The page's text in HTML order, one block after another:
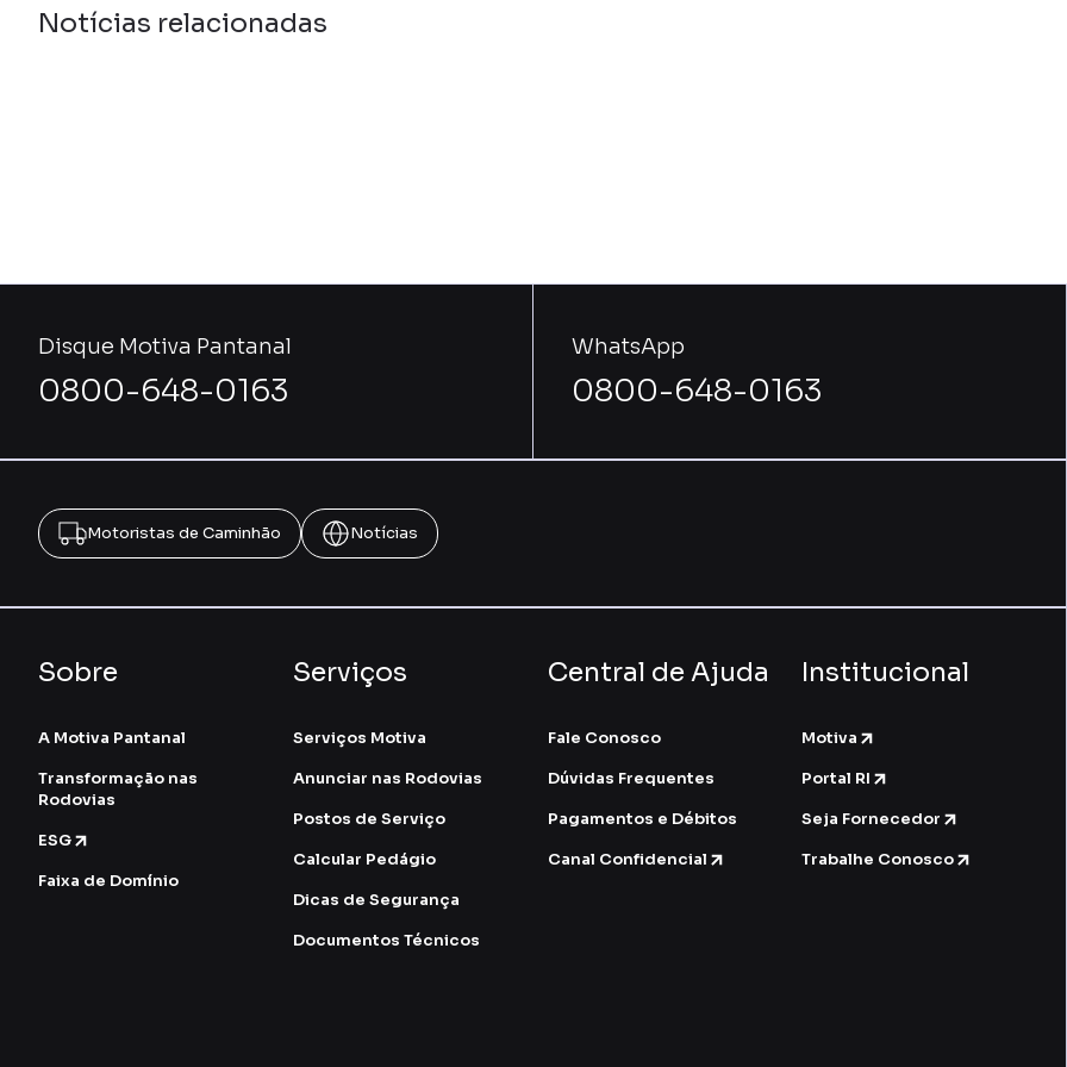
Notícias relacionadas
Disque Motiva Pantanal
0800-648-0163
WhatsApp
0800-648-0163
Motoristas de Caminhão Notícias
Sobre
A Motiva Pantanal
Transformação nas
Rodovias
ESG
Faixa de Domínio
Serviços
Serviços Motiva
Anunciar nas Rodovias
Postos de Serviço
Calcular Pedágio
Dicas de Segurança
Documentos Técnicos
Central de Ajuda
Fale Conosco
Dúvidas Frequentes
Pagamentos e Débitos
Canal Confidencial
Institucional
Motiva
Portal RI
Seja Fornecedor
Trabalhe Conosco